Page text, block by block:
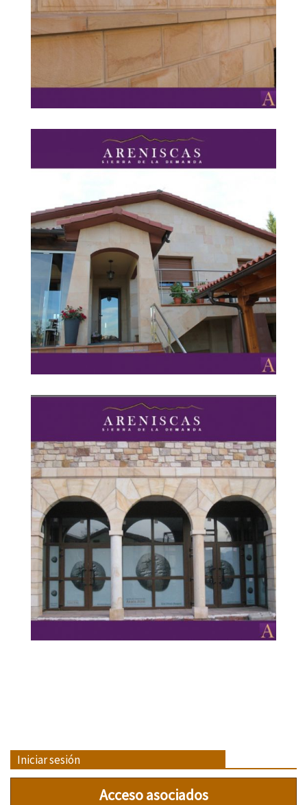
CREMA VETEADA 5 Ampliar
dorada 3 Ampliar
Iniciar sesión
Acceso asociados